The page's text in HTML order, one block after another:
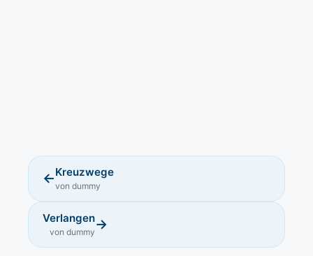
←Kreuzwege
von dummy
Verlangen
von dummy →